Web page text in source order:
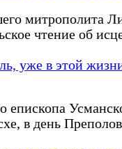
митрополита
чтение об
уже в этой
епископа
в день